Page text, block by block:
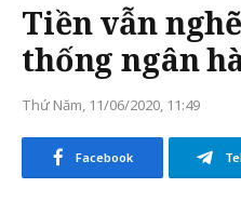
Tiền vẫn
thống ngân
Thứ Năm, 11/06/2020, 11:49
Facebook